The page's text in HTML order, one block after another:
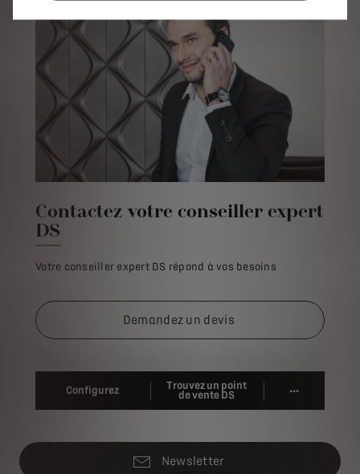
Contactez votre conseiller expert
DS
Votre conseiller expert DS répond à vos besoins
Demandez un devis
Configurez
Trouvez un point
de vente DS
...
Newsletter